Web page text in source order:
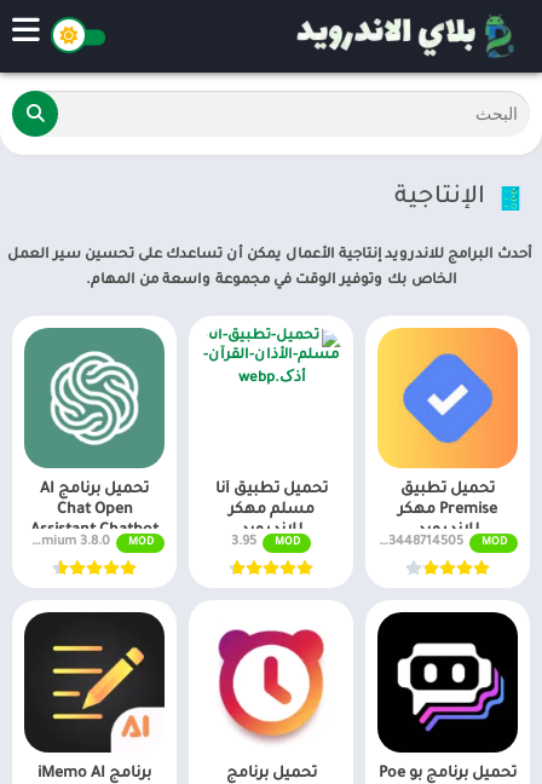
الإنتاجية
أحدث البرامج للاندرويد إنتاجية الأعمال يمكن أن تساعدك على تحسين سير العمل
الخاص بك وتوفير الوقت في مجموعة واسعة من المهام.
تحميل تطبيق
Premise مهكر
للاندرويد
MOD
25.3.0.13448714505
تحميل تطبيق أنا
مسلم مهكر
للاندرويد
MOD
3.95
تحميل برنامج AI
Chat Open
Assistant Chatbot
مهكر للاندرويد
MOD
3.8.0 Premium
تحميل برنامج بو Poe
تحميل برنامج
برنامج iMemo AI